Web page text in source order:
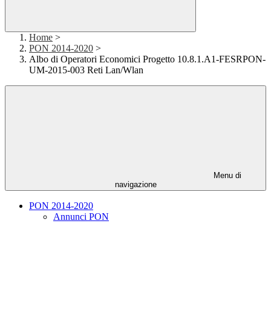
Home >
PON 2014-2020 >
Albo di Operatori Economici Progetto 10.8.1.A1-FESRPON-
UM-2015-003 Reti Lan/Wlan
Menu di
navigazione
PON 2014-2020
Annunci PON